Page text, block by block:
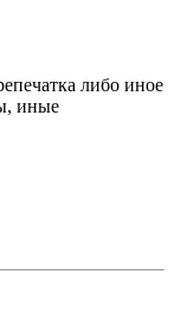
либо иное
иные